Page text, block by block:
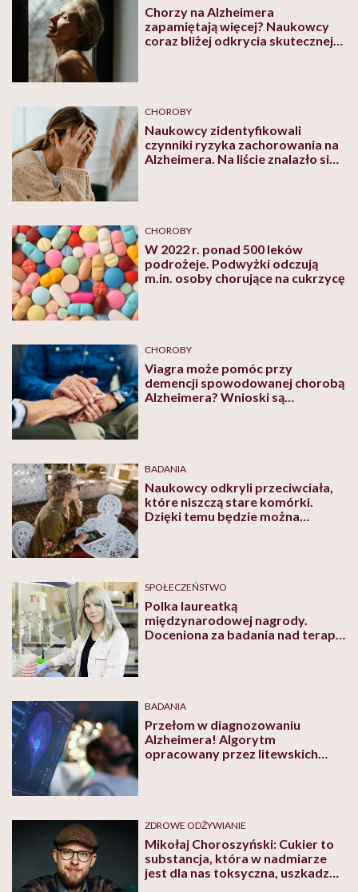
Chorzy na Alzheimera
zapamiętają więcej? Naukowcy
coraz bliżej odkrycia skutecznej
CHOROBY
Naukowcy zidentyfikowali
czynniki ryzyka zachorowania na
Alzheimera. Na liście znalazło się
CHOROBY
W 2022 r. ponad 500 leków
podrożeje. Podwyżki odczują
m.in. osoby chorujące na cukrzycę
CHOROBY
Viagra może pomóc przy
demencji spowodowanej chorobą
Alzheimera? Wnioski są
BADANIA
Naukowcy odkryli przeciwciała,
które niszczą stare komórki.
Dzięki temu będzie można
SPOŁECZEŃSTWO
Polka laureatką
międzynarodowej nagrody.
Doceniona za badania nad terapią
BADANIA
Przełom w diagnozowaniu
Alzheimera! Algorytm
opracowany przez litewskich
ZDROWE ODŻYWIANIE
Mikołaj Choroszyński: Cukier to
substancja, która w nadmiarze
jest dla nas toksyczna, uszkadza